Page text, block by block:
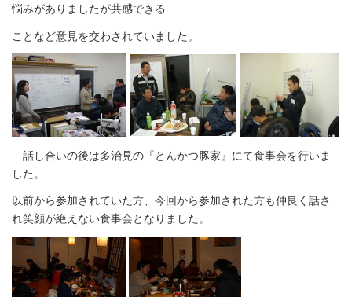
悩みがありましたが共感できる
ことなど意見を交わされていました。
話し合いの後は多治見の『とんかつ豚家』にて食事会を行いま
した。
以前から参加されていた方、今回から参加された方も仲良く話さ
れ笑顔が絶えない食事会となりました。